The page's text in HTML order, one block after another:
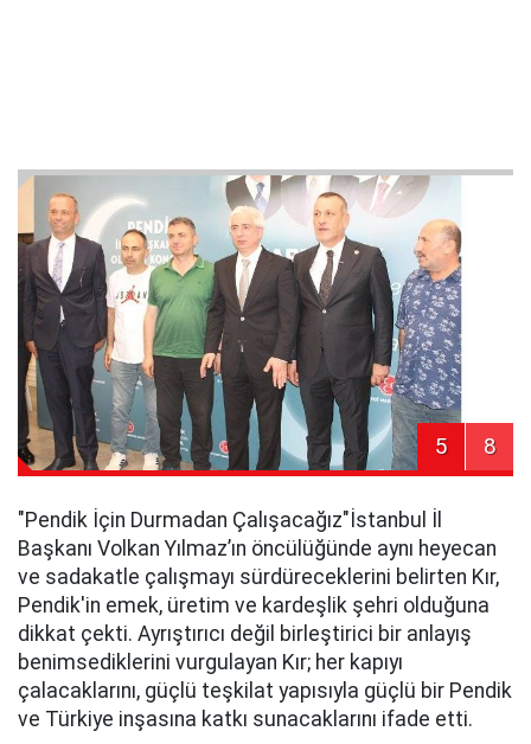
5 8
​"Pendik İçin Durmadan Çalışacağız"​İstanbul İl
Başkanı Volkan Yılmaz’ın öncülüğünde aynı heyecan
ve sadakatle çalışmayı sürdüreceklerini belirten Kır,
Pendik'in emek, üretim ve kardeşlik şehri olduğuna
dikkat çekti. Ayrıştırıcı değil birleştirici bir anlayış
benimsediklerini vurgulayan Kır; her kapıyı
çalacaklarını, güçlü teşkilat yapısıyla güçlü bir Pendik
ve Türkiye inşasına katkı sunacaklarını ifade etti.